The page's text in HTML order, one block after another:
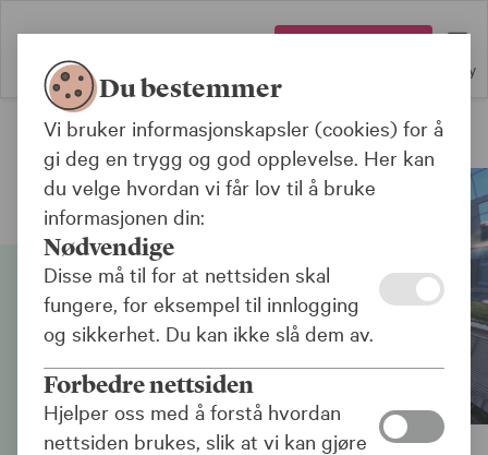
Meny
Jobb i KLP
Du bestemmer
Vi bruker informasjonskapsler (cookies) for å
gi deg en trygg og god opplevelse. Her kan
du velge hvordan vi får lov til å bruke
informasjonen din:
Nødvendige
Disse må til for at nettsiden skal
fungere, for eksempel til innlogging
og sikkerhet. Du kan ikke slå dem av.
Forbedre nettsiden
Hjelper oss med å forstå hvordan
nettsiden brukes, slik at vi kan gjøre